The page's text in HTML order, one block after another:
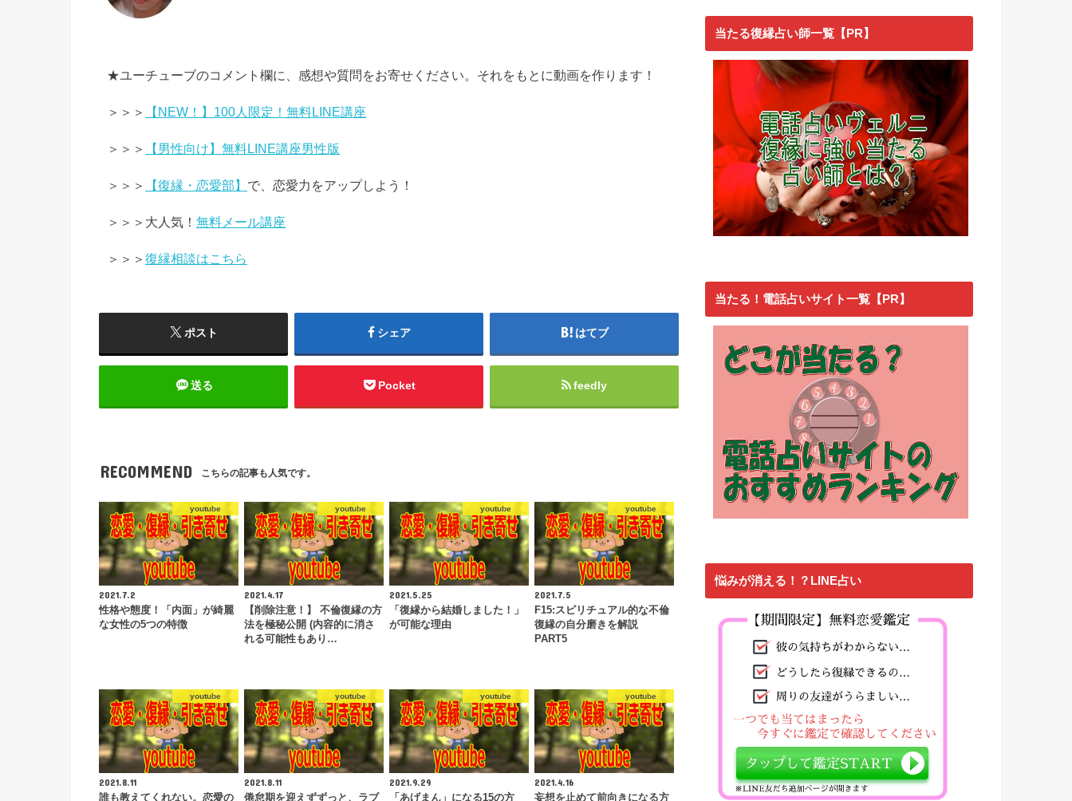
★ユーチューブのコメント欄に、感想や質問をお寄せください。それをもとに動画を作ります！
＞＞＞ 【NEW！】100人限定！無料LINE講座
＞＞＞ 【男性向け】無料LINE講座男性版
＞＞＞ 【復縁・恋愛部】 で、恋愛力をアップしよう！
＞＞＞大人気！ 無料メール講座
＞＞＞ 復縁相談はこちら
ポスト シェア はてブ
送る Pocket feedly
RECOMMEND こちらの記事も人気です。
youtube
2021.7.2
性格や態度！「内面」が綺麗
な女性の5つの特徴
youtube
2021.4.17
【削除注意！】 不倫復縁の方
法を極秘公開 (内容的に消さ
れる可能性もあり…
youtube
2021.5.25
「復縁から結婚しました！」
が可能な理由
youtube
2021.7.5
F15:スピリチュアル的な不倫
復縁の自分磨きを解説
PART5
youtube
2021.8.11
誰も教えてくれない。恋愛の
youtube
2021.8.11
倦怠期を迎えずずっと、ラブ
youtube
2021.9.29
「あげまん」になる15の方
youtube
2021.4.16
妄想を止めて前向きになる方
当たる復縁占い師一覧【PR】
当たる！電話占いサイト一覧【PR】
悩みが消える！？LINE占い